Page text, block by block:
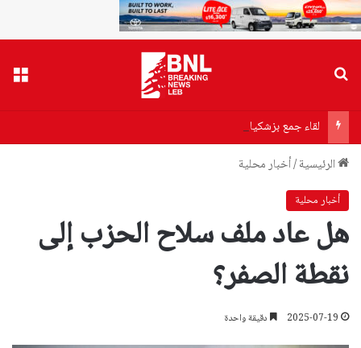
لقاء جمع بزشكيان بخامنئي اليوم.. ماذا دار بينهما؟
الرئيسية/أخبار محلية
أخبار محلية
هل عاد ملف سلاح الحزب إلى
نقطة الصفر؟
2025-07-19 دقيقة واحدة